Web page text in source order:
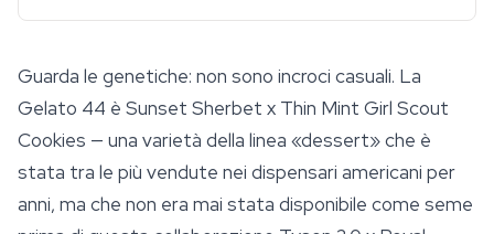
Guarda le genetiche: non sono incroci casuali. La
Gelato 44 è Sunset Sherbet x Thin Mint Girl Scout
Cookies — una varietà della linea «dessert» che è
stata tra le più vendute nei dispensari americani per
anni, ma che non era mai stata disponibile come seme